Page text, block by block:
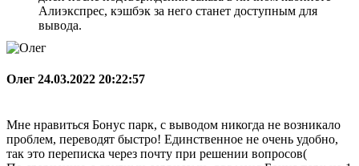
Алиэкспрес, кэшбэк за него станет доступным для
вывода.
Олег 24.03.2022 20:22:57
Мне нравиться Бонус парк, с выводом никогда не возникало
проблем, переводят быстро! Единственное не очень удобно,
так это переписка через почту при решении вопросов(